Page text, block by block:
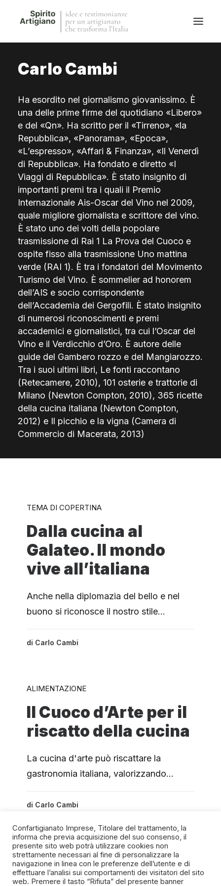
Questo sito
Stories
QFG
Collaborano con noi
Carlo Cambi
Ha esordito nel giornalismo giovanissimo. È
una delle prime firme del quotidiano «Libero»
e del «Qn». Ha scritto per il «Tirreno», «la
Repubblica», «Panorama», «Epoca»,
«L’espresso», «Affari & Finanza», «Il Venerdì
di Repubblica». Ha fondato e diretto «I
Viaggi di Repubblica». È stato insignito di
importanti premi tra i quali il Premio
Internazionale Ais-Oscar del Vino nel 2009,
quale migliore giornalista e scrittore del vino.
È stato uno dei volti della popolare
trasmissione di Rai 1 La Prova del Cuoco e
ospite fisso alla trasmissione Uno mattina
verde (RAI 1). È tra i fondatori del Movimento
Turismo del Vino. È sommelier ad honorem
dell’AIS e socio corrispondente
dell’Accademia dei Gergofili. È stato insignito
di numerosi riconoscimenti e premi
accademici e giornalistici, tra cui l’Oscar del
Vino e il Verdicchio d’Oro. È autore delle
guide del Gambero rozzo e del Mangiarozzo.
Tra i suoi ultimi libri, Le fonti raccontano
(Retecamere, 2010), 101 osterie e trattorie di
Milano (Newton Compton, 2010), 365 ricette
della cucina italiana (Newton Compton,
2012) e Il picchio e la vigna (Camera di
Commercio di Macerata, 2013)
TEMA DI COPERTINA
Dalla cucina al
Galateo. Il mondo
vive all’italiana
Anche nella diplomazia del bello e nel
buono si riconosce il nostro stile…
di Carlo Cambi
ALIMENTAZIONE
Il Cuoco d’Arte per il
riscatto della cucina
La cucina d'arte può riscattare la
gastronomia italiana, valorizzando…
di Carlo Cambi
SPIRITO ARTIGIANO
Confartigianato Imprese, Titolare del trattamento, la
informa che previa acquisizione del suo consenso, il
presente sito web potrà utilizzare cookies non
strettamente necessari al fine di personalizzare la
navigazione in linea con le preferenze dell’utente e di
effettuare l’analisi sui comportamenti dei visitatori del sito
web. Premere il tasto “Rifiuta” del presente banner